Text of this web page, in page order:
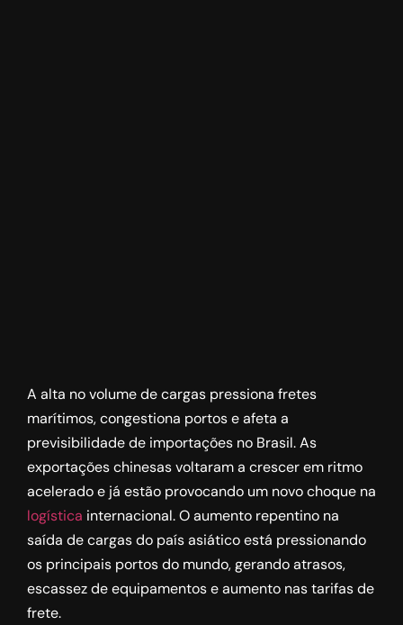
A alta no volume de cargas pressiona fretes
marítimos, congestiona portos e afeta a
previsibilidade de importações no Brasil. As
exportações chinesas voltaram a crescer em ritmo
acelerado e já estão provocando um novo choque na
logística internacional. O aumento repentino na
saída de cargas do país asiático está pressionando
os principais portos do mundo, gerando atrasos,
escassez de equipamentos e aumento nas tarifas de
frete.